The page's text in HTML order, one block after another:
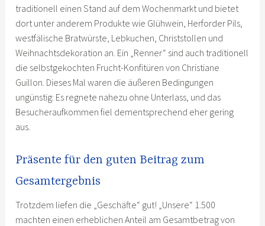
traditionell einen Stand auf dem Wochenmarkt und bietet
dort unter anderem Produkte wie Glühwein, Herforder Pils,
westfälische Bratwürste, Lebkuchen, Christstollen und
Weihnachtsdekoration an. Ein „Renner“ sind auch traditionell
die selbstgekochten Frucht-Konfitüren von Christiane
Guillon. Dieses Mal waren die äußeren Bedingungen
ungünstig: Es regnete nahezu ohne Unterlass, und das
Besucheraufkommen fiel dementsprechend eher gering
aus.
Präsente für den guten Beitrag zum
Gesamtergebnis
Trotzdem liefen die „Geschäfte“ gut! „Unsere“ 1.500
machten einen erheblichen Anteil am Gesamtbetrag von